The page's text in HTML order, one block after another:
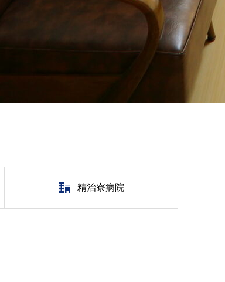
精治寮病院